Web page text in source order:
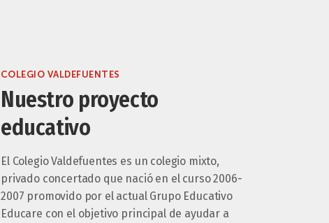
COLEGIO VALDEFUENTES
Nuestro proyecto
educativo
El Colegio Valdefuentes es un colegio mixto,
privado concertado que nació en el curso 2006-
2007 promovido por el actual Grupo Educativo
Educare con el objetivo principal de ayudar a